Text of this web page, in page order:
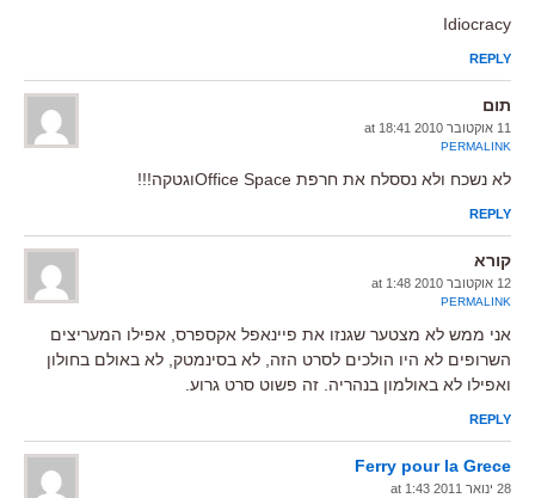
Idiocracy
REPLY
תום
11 אוקטובר 2010 at 18:41
PERMALINK
לא נשכח ולא נססלח את חרפת Office Spaceוגטקה!!!
REPLY
קורא
12 אוקטובר 2010 at 1:48
PERMALINK
אני ממש לא מצטער שגנזו את פיינאפל אקספרס, אפילו המעריצים
השרופים לא היו הולכים לסרט הזה, לא בסינמטק, לא באולם בחולון
ואפילו לא באולמון בנהריה. זה פשוט סרט גרוע.
REPLY
Ferry pour la Grece
28 ינואר 2011 at 1:43